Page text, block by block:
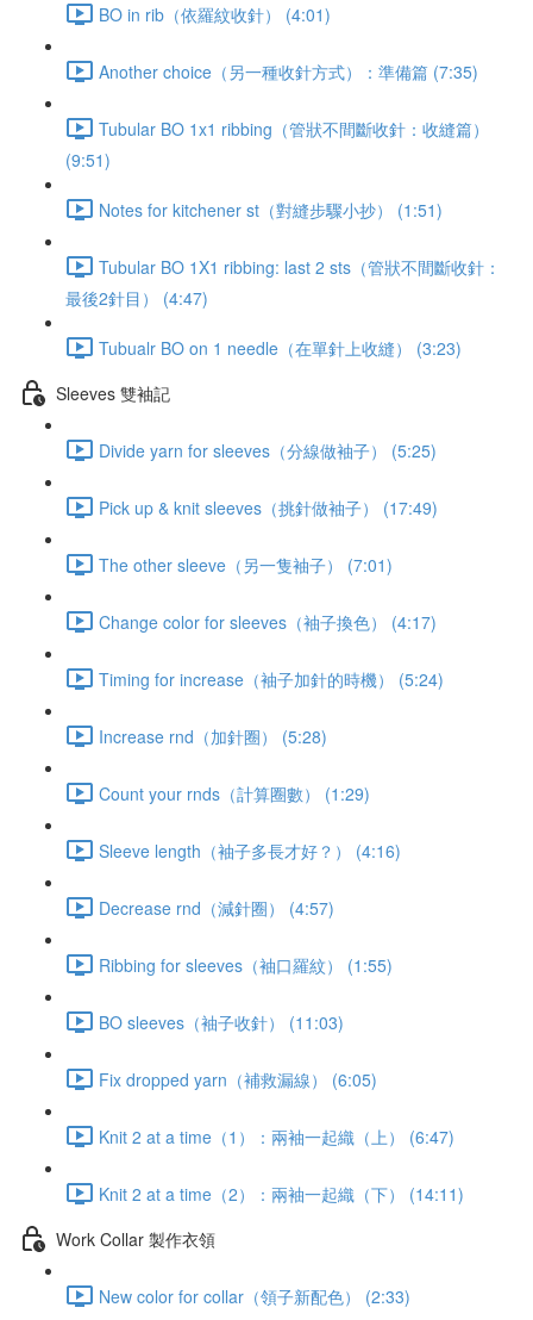
BO in rib（依羅紋收針） (4:01)
Another choice（另一種收針方式）：準備篇 (7:35)
Tubular BO 1x1 ribbing（管狀不間斷收針：收縫篇）
(9:51)
Notes for kitchener st（對縫步驟小抄） (1:51)
Tubular BO 1X1 ribbing: last 2 sts（管狀不間斷收針：
最後2針目） (4:47)
Tubualr BO on 1 needle（在單針上收縫） (3:23)
Sleeves 雙袖記
Divide yarn for sleeves（分線做袖子） (5:25)
Pick up & knit sleeves（挑針做袖子） (17:49)
The other sleeve（另一隻袖子） (7:01)
Change color for sleeves（袖子換色） (4:17)
Timing for increase（袖子加針的時機） (5:24)
Increase rnd（加針圈） (5:28)
Count your rnds（計算圈數） (1:29)
Sleeve length（袖子多長才好？） (4:16)
Decrease rnd（減針圈） (4:57)
Ribbing for sleeves（袖口羅紋） (1:55)
BO sleeves（袖子收針） (11:03)
Fix dropped yarn（補救漏線） (6:05)
Knit 2 at a time（1）：兩袖一起織（上） (6:47)
Knit 2 at a time（2）：兩袖一起織（下） (14:11)
Work Collar 製作衣領
New color for collar（領子新配色） (2:33)